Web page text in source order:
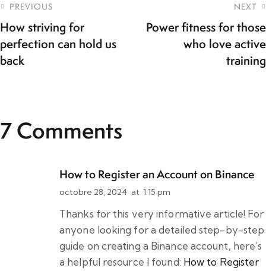
PREVIOUS
How striving for
perfection can hold us
back
NEXT
Power fitness for those
who love active
training
7 Comments
How to Register an Account on Binance
octobre 28, 2024 at 1:15 pm
Thanks for this very informative article! For
anyone looking for a detailed step-by-step
guide on creating a Binance account, here’s
a helpful resource I found: How to Register